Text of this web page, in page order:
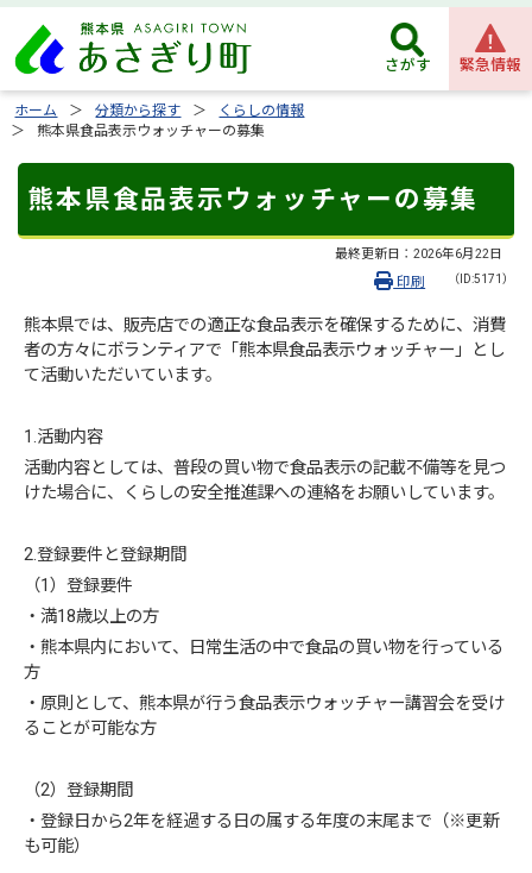
さがす 緊急情報
ホーム 分類から探す
くらしの情報
熊本県食品表示ウォッチャーの募集
熊本県食品表示ウォッチャーの募集
最終更新日： 2026年6月22日
（ID:5171）
印刷
熊本県では、販売店での適正な食品表示を確保するために、消費
者の方々にボランティアで「熊本県食品表示ウォッチャー」とし
て活動いただいています。
1.活動内容
活動内容としては、普段の買い物で食品表示の記載不備等を見つ
けた場合に、くらしの安全推進課への連絡をお願いしています。
2.登録要件と登録期間
（1）登録要件
・満18歳以上の方
・熊本県内において、日常生活の中で食品の買い物を行っている
方
・原則として、熊本県が行う食品表示ウォッチャー講習会を受け
ることが可能な方
（2）登録期間
・登録日から2年を経過する日の属する年度の末尾まで（※更新
も可能）